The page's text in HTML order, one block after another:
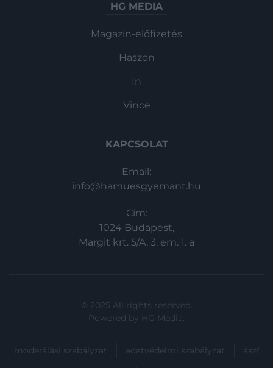
HG MEDIA
Magazin-előfizetés
Haszon
In
Vince
KAPCSOLAT
Email:
info@hamuesgyemant.hu
Cím:
1024 Budapest,
Margit krt. 5/A, 3. em. 1. a
© 2025 All rights reserved.
Powered by HG Media.
moderálási szabályzat adatvédelmi szabályzat ászf